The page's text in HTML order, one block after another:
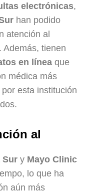
electrónicas,
han podido
atención al
. Además, tienen
en línea que
médica más
esta institución
al
Sur y Mayo Clinic
lo que ha
aún más